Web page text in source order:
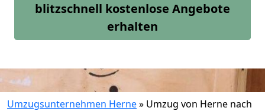
blitzschnell kostenlose Angebote
erhalten
Umzugsunternehmen Herne» Umzug von Herne nach